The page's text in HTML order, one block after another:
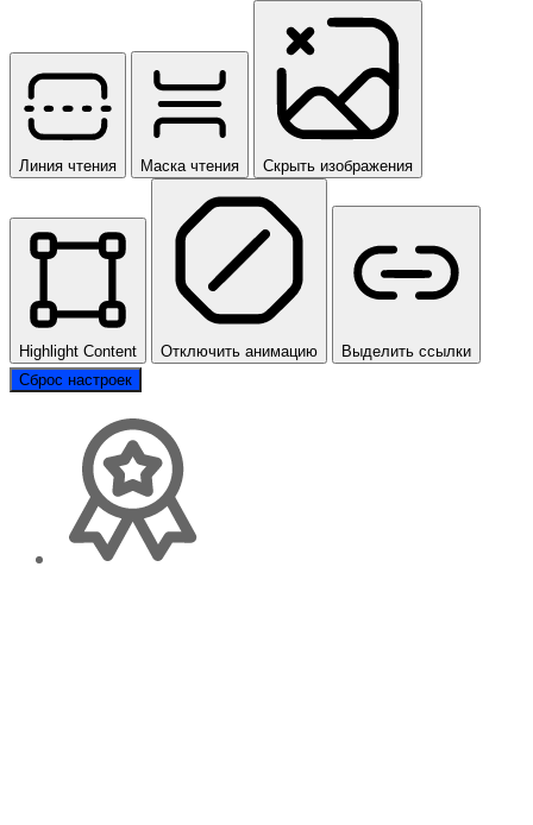
Линия чтения Маска чтения Скрыть изображения
Highlight Content Отключить анимацию
Выделить ссылки
Сброс настроек